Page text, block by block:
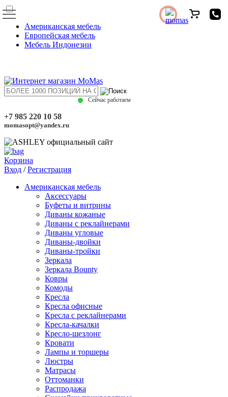
Американская мебель
Европейская мебель
Мебель Индонезии
Сейчас работаем
+7 985 220 10 58
momasopt@yandex.ru
Корзина
Вход /Регистрация
Американская мебель
Аксессуары
Буфеты и витрины
Диваны кожаные
Диваны с реклайнерами
Диваны угловые
Диваны-двойки
Диваны-тройки
Зеркала
Зеркала Bounty
Ковры
Комоды
Кресла
Кресла офисные
Кресла с реклайнерами
Кресла-качалки
Кресло-шезлонг
Кровати
Лампы и торшеры
Люстры
Матрасы
Оттоманки
Распродажа